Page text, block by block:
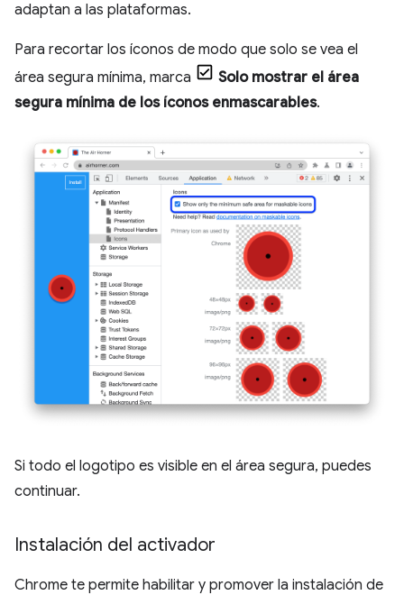
adaptan a las plataformas.
Para recortar los íconos de modo que solo se vea el
área segura mínima, marca
Solo mostrar el área
segura mínima de los íconos enmascarables.
Si todo el logotipo es visible en el área segura, puedes
continuar.
Instalación del activador
Chrome te permite habilitar y promover la instalación de